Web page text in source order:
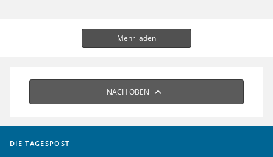
Mehr laden
NACH OBEN
DIE TAGESPOST